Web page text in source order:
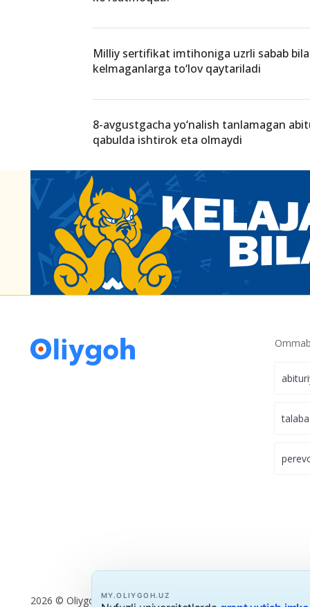
quyidagicha oshirilgan miqdorda oylik
ko‘rsatmoqda?
kelmaganlarga to‘lov qaytariladi
8-avgustgacha yo‘nalish tanlamagan
qabulda ishtirok eta olmaydi
MY.OLIYGOH.UZ